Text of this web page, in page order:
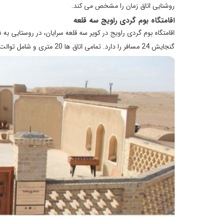
روشنايی اتاق زمان را مشخص می كند.
اقامتگاه بوم گردی راویج سه قلعه
گنجایش 24 مسافر را دارد. تمامی اتاق ها 20 متری و شامل توالت فرنگی و حمام هستند.